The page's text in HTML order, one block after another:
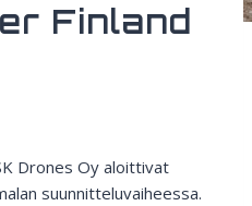
Finland
Drones Oy aloittivat
suunnitteluvaiheessa.